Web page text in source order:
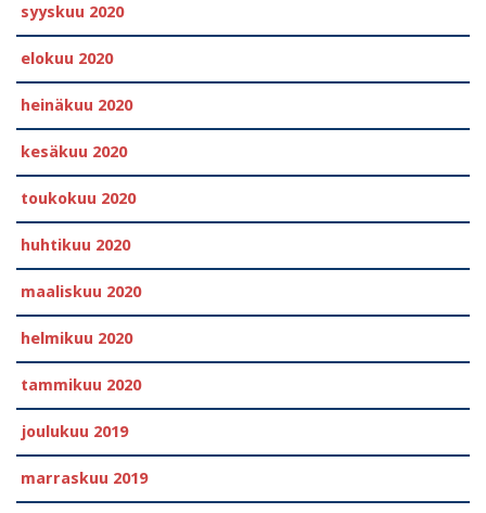
syyskuu 2020
elokuu 2020
heinäkuu 2020
kesäkuu 2020
toukokuu 2020
huhtikuu 2020
maaliskuu 2020
helmikuu 2020
tammikuu 2020
joulukuu 2019
marraskuu 2019